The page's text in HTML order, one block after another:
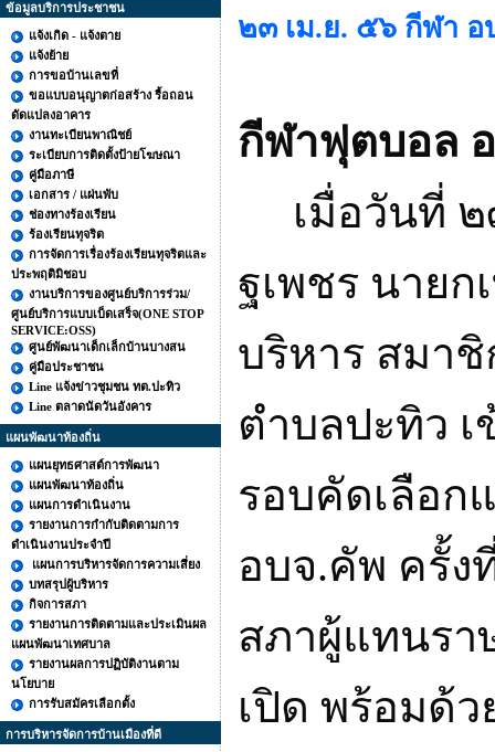
ข้อมูลบริการประชาชน
แจ้งเกิด - แจ้งตาย
แจ้งย้าย
การขอบ้านเลขที่
ขอแบบอนุญาตก่อสร้าง รื้อถอน
ดัดแปลงอาคาร
งานทะเบียนพาณิชย์
ระเบียบการติดตั้งป้ายโฆษณา
คู่มือภาษี
เอกสาร / แผ่นพับ
ช่องทางร้องเรียน
ร้องเรียนทุจริต
การจัดการเรื่องร้องเรียนทุจริตและ
ประพฤติมิชอบ
งานบริการของศูนย์บริการร่วม/
ศูนย์บริการแบบเบ็ดเสร็จ(ONE STOP
SERVICE:OSS)
ศูนย์พัฒนาเด็กเล็กบ้านบางสน
คู่มือประชาชน
Line แจ้งข่าวชุมชน ทต.ปะทิว
Line ตลาดนัดวันอังคาร
แผนพัฒนาท้องถิ่น
แผนยุทธศาสต์การพัฒนา
แผนพัฒนาท้องถิ่น
แผนการดำเนินงาน
รายงานการกำกับติดตามการ
ดำเนินงานประจำปี
แผนการบริหารจัดการความเสี่ยง
บทสรุปผู้บริหาร
กิจการสภา
รายงานการติดตามและประเมินผล
แผนพัฒนาเทศบาล
รายงานผลการปฏิบัติงานตาม
นโยบาย
การรับสมัครเลือกตั้ง
การบริหารจัดการบ้านเมืองที่ดี
๒๓ เม.ย. ๕๖ กีฬา
กีฬาฟุตบอล
เมื่อวันที่ ๒
ฐเพชร นาย
บริหาร สมา
ตำบลปะทิว
รอบคัดเลือก
อบจ.คัพ ครั้ง
สภาผู้แทนรา
เปิด พร้อมด้